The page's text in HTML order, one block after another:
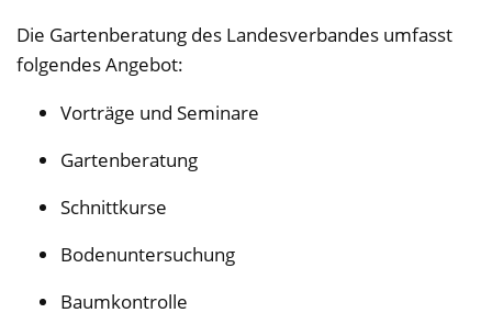
Die Gartenberatung des Landesverbandes umfasst
folgendes Angebot:
Vorträge und Seminare
Gartenberatung
Schnittkurse
Bodenuntersuchung
Baumkontrolle